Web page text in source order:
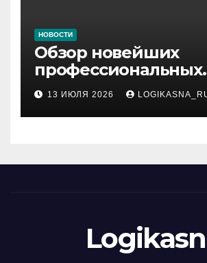
НОВОСТИ
Обзор новейших
профессиональных
материалов и
инструментов
13 ИЮЛЯ 2026